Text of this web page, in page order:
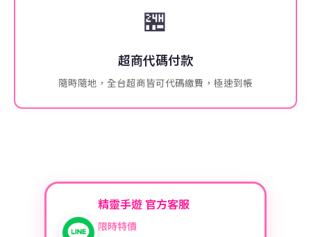
🏪
超商代碼付款
隨時隨地，全台超商皆可代碼繳費，極速到帳
精靈手遊 官方客服
限時特價